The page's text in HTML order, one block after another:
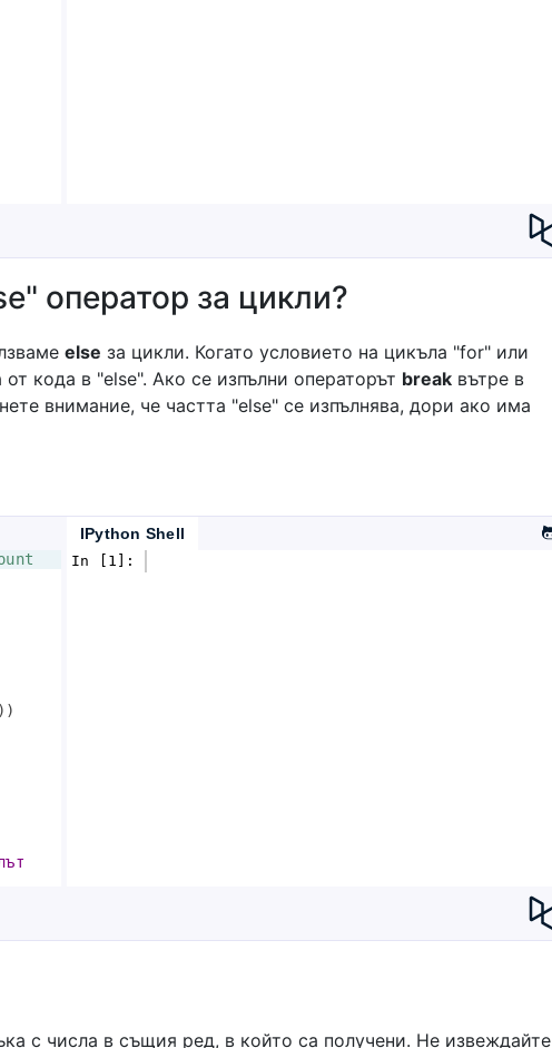
оператор за цикли?
else за цикли. Когато условието на цикъла "for" или
кода в "else". Ако се изпълни операторът break вътре в
внимание, че частта "else" се изпълнява, дори ако има
))
IPython Shell
In [1]:
с числа в същия ред, в който са получени. Не извеждайте